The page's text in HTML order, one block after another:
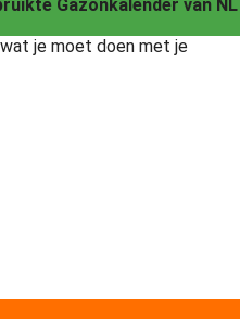
Gazonkalender van NL
je moet doen met je